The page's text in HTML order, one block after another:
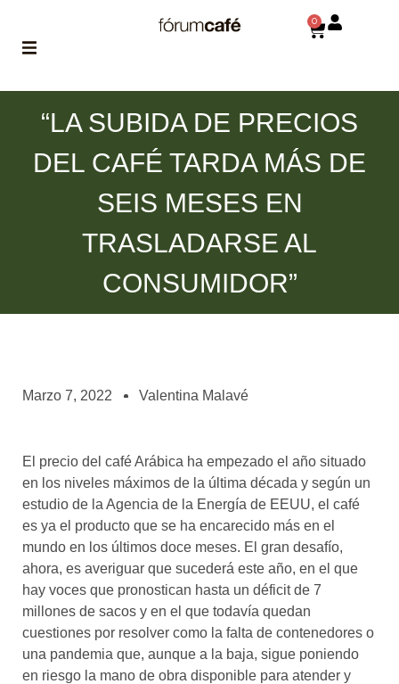
MAGAZINE
asociados
el café siempre tiene
algo nuevo que
enseñarnos
BOLSA DE TRABAJO
¡te imaginas vivir de tu pasión
por el café?
CONTACTO
¡queremos saber
0
“LA SUBIDA DE PRECIOS
DEL CAFÉ TARDA MÁS DE
SEIS MESES EN
TRASLADARSE AL
CONSUMIDOR”
Marzo 7, 2022 Valentina Malavé
El precio del café Arábica ha empezado el año situado
en los niveles máximos de la última década y según un
estudio de la Agencia de la Energía de EEUU, el café
es ya el producto que se ha encarecido más en el
mundo en los últimos doce meses. El gran desafío,
ahora, es averiguar que sucederá este año, en el que
hay voces que pronostican hasta un déficit de 7
millones de sacos y en el que todavía quedan
cuestiones por resolver como la falta de contenedores o
una pandemia que, aunque a la baja, sigue poniendo
en riesgo la mano de obra disponible para atender y